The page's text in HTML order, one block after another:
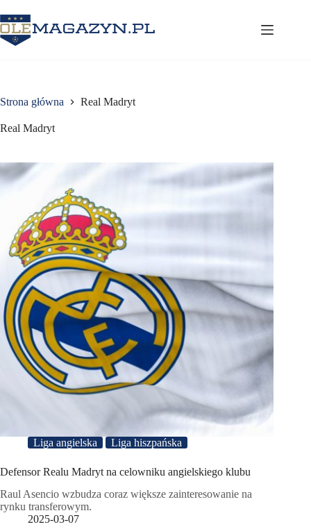
do
treści
Strona główna Real Madryt
Real Madryt
Liga angielska Liga hiszpańska
Defensor Realu Madryt na celowniku angielskiego klubu
Raul Asencio wzbudza coraz większe zainteresowanie na
rynku transferowym.
2025-03-07